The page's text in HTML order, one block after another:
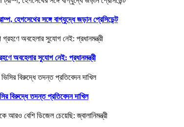
হেগসেথের সঙ্গে বাগ্‌যুদ্ধে জড়ান প্রেসিডেন্ট
অবহেলার সুযোগ নেই: প্রধানমন্ত্রী
বিরুদ্ধে তদন্ত প্রতিবেদন দাখিল